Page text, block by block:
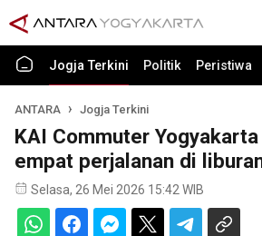
Jogja Terkini Politik Peristiwa
ANTARA Jogja Terkini
KAI Commuter
empat perjalanan di
Selasa, 26 Mei 2026 15:42 WIB